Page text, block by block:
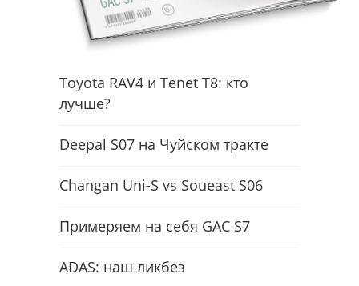
Toyota RAV4 и Tenet T8: кто
лучше?
Deepal S07 на Чуйском тракте
Changan Uni-S vs Soueast S06
Примеряем на себя GAC S7
ADAS: наш ликбез